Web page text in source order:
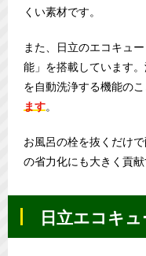
くい素材です。
また、日立のエコキュ
能」を搭載しています
を自動洗浄する機能のこ
ます。
お風呂の栓を抜くだけ
の省力化にも大きく貢献
日立エコキ